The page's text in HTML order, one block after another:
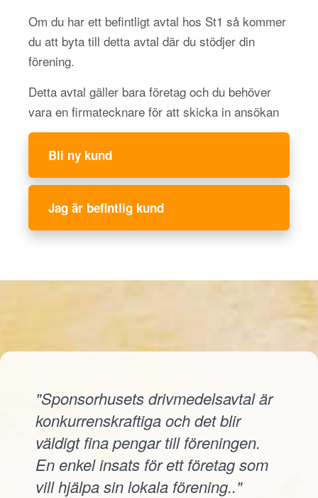
Om du har ett befintligt avtal hos St1 så kommer
du att byta till detta avtal där du stödjer din
förening.
Detta avtal gäller bara företag och du behöver
vara en firmatecknare för att skicka in ansökan
Bli ny kund
Jag är befintlig kund
"Sponsorhusets drivmedelsavtal är
konkurrenskraftiga och det blir
väldigt fina pengar till föreningen.
En enkel insats för ett företag som
vill hjälpa sin lokala förening.."